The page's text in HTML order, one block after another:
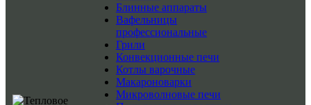
Блинные аппараты
Вафельницы
профессиональные
Грили
Конвекционные печи
Котлы варочные
Макароноварки
Микроволновые печи